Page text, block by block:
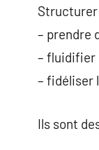
Structurer
– prendre
– fluidifier
– fidéliser
Ils sont